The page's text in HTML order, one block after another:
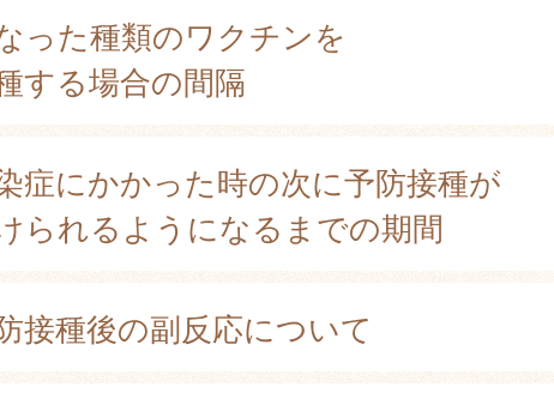
った種類のワクチンを
する場合の間隔
症にかかった時の次に予防接種が
られるようになるまでの期間
接種後の副反応について